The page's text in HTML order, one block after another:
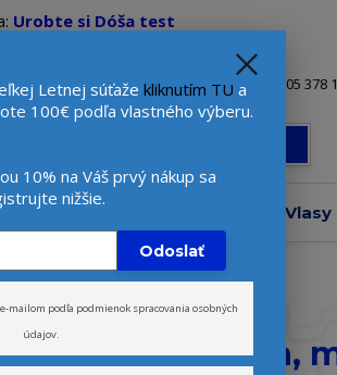
Urobte si Dóša test
Beauty konzultantka: +421 905 378
Tvár Vlasy
vôňou slnka,
Letnej súťaže kliknutím TU a
100€ podľa vlastného výberu.
10% na Váš prvý nákup sa
nižšie.
Odoslať
mailom podľa podmienok spracovania osobných
údajov.